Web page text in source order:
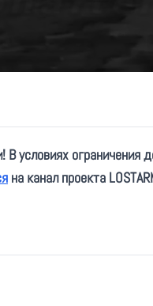
условиях ограничения
на канал проекта